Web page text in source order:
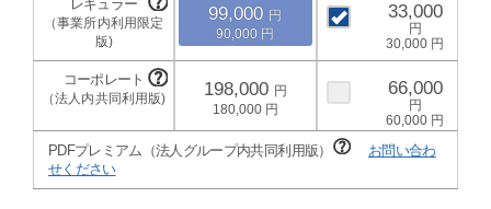
99,000
90,000
33,000
30,000
198,000
180,000
66,000
60,000
PDFプレミアム（法人グループ内共同利用版）
お問い合わ
せください